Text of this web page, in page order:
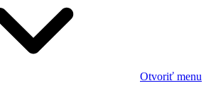
Otvoriť menu